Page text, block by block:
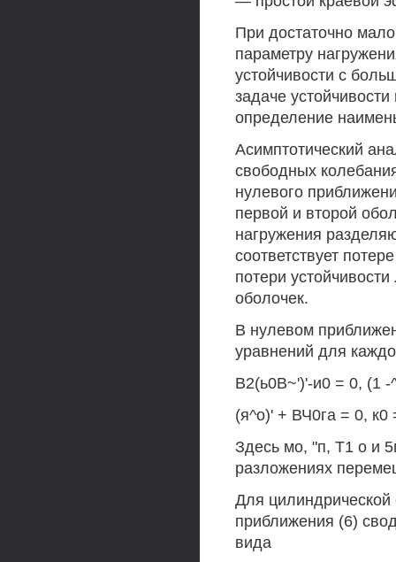
При достаточно
параметру
устойчивости с
задаче
определение
Асимптотический
свободных
нулевого
первой и второй
нагружения
соответствует
потери
оболочек.
В нулевом
уравнений для
В2(ь0В~')'-и0 = 0, (1 -
(я^о)' + ВЧ0га = 0,
Здесь мо, "п, Т1 о и
разложениях
Для цилиндрической
приближения (6)
вида